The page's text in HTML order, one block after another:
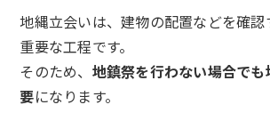
地縄立会いは、建物の配置などを確認
重要な工程です。
そのため、 地鎮祭を行わない場合で
要になります。